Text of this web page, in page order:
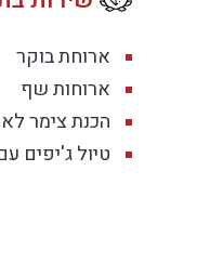
ארוחת בוקר
ארוחות שף
הכנת צימר
טיול ג'יפים